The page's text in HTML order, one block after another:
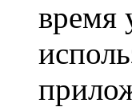
время